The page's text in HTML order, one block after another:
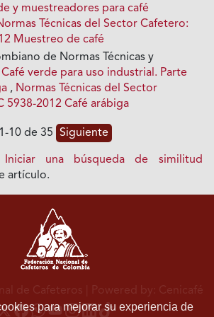
y muestreadores para café
Técnicas del Sector Cafetero:
Muestreo de café
de Normas Técnicas y
Café verde para uso industrial. Parte
, Normas Técnicas del Sector
5938-2012 Café arábiga
1-10 de 35 Siguiente
Iniciar una búsqueda de similitud
artículo.
para mejorar su experiencia de
de Cafeteros | Powered by: Cenicafé